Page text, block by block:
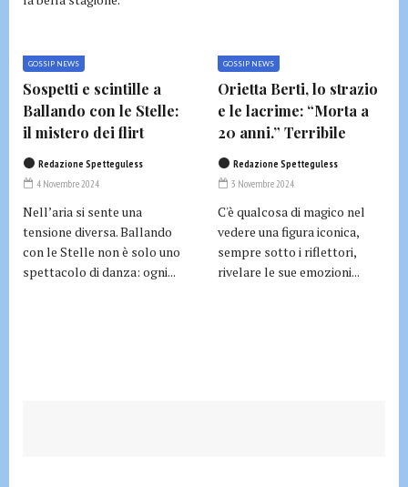
GOSSIP NEWS
Sospetti e scintille a
Ballando con le Stelle:
il mistero dei flirt
Redazione Spetteguless
4 Novembre 2024
Nell’aria si sente una
tensione diversa. Ballando
con le Stelle non è solo uno
spettacolo di danza: ogni...
GOSSIP NEWS
Orietta Berti, lo strazio
e le lacrime: “Morta a
20 anni.” Terribile
Redazione Spetteguless
3 Novembre 2024
C'è qualcosa di magico nel
vedere una figura iconica,
sempre sotto i riflettori,
rivelare le sue emozioni...